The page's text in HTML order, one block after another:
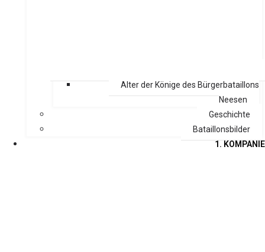
Alter der Könige des Bürgerbataillons
Neesen
Geschichte
Bataillonsbilder
1. KOMPANIE